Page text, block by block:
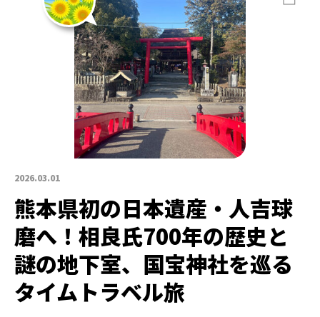
2026.03.01
熊本県初の日本遺産・人吉球
磨へ！相良氏700年の歴史と
謎の地下室、国宝神社を巡る
タイムトラベル旅